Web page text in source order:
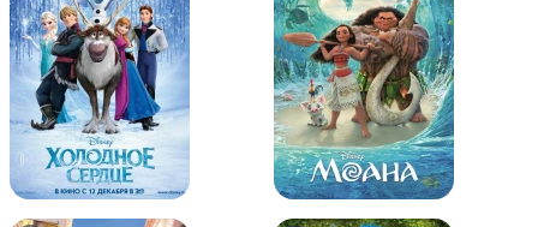
Покемон: Повелитель иллюзий
Зороарк
Покемон: Виктини и Белый
герой – Реширам / Покемон:
Белое - Виктини и Зекром
12+ 12+